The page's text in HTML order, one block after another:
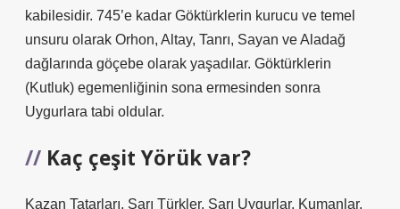
kabilesidir. 745’e kadar Göktürklerin kurucu ve temel
unsuru olarak Orhon, Altay, Tanrı, Sayan ve Aladağ
dağlarında göçebe olarak yaşadılar. Göktürklerin
(Kutluk) egemenliğinin sona ermesinden sonra
Uygurlara tabi oldular.
Kaç çeşit Yörük var?
Kazan Tatarları, Sarı Türkler, Sarı Uygurlar, Kumanlar,